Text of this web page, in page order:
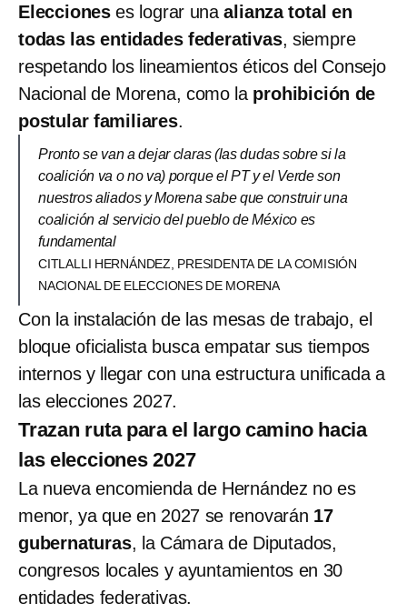
Elecciones es lograr unaalianza total en
todas las entidades federativas, siempre
respetando los lineamientos éticos del Consejo
Nacional de Morena, como la prohibición de
postular familiares.
Pronto se van a dejar claras (las dudas sobre si la
coalición va o no va) porque el PT y el Verde son
nuestros aliados y Morena sabe que construir una
coalición al servicio del pueblo de México es
fundamental
CITLALLI HERNÁNDEZ, PRESIDENTA DE LA COMISIÓN
NACIONAL DE ELECCIONES DE MORENA
Con la instalación de las mesas de trabajo, el
bloque oficialista busca empatar sus tiempos
internos y llegar con una estructura unificada a
las elecciones 2027.
Trazan ruta para el largo camino hacia
las elecciones 2027
La nueva encomienda de Hernández no es
menor, ya que en 2027 se renovarán 17
gubernaturas, la Cámara de Diputados,
congresos locales y ayuntamientos en 30
entidades federativas.